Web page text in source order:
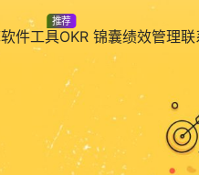
软件工具
推荐
OKR 锦囊绩效管理联